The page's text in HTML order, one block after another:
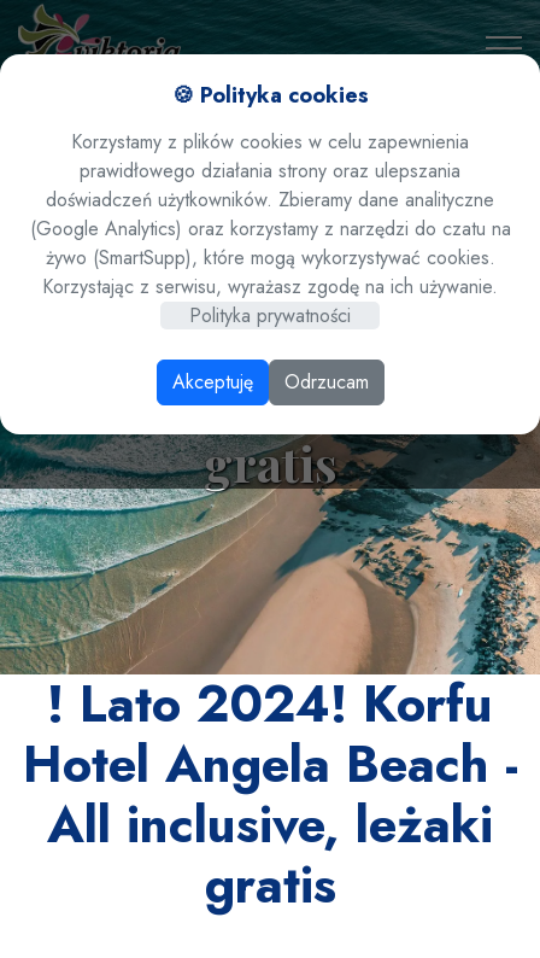
🍪 Polityka cookies
Korzystamy z plików cookies w celu zapewnienia
prawidłowego działania strony oraz ulepszania
doświadczeń użytkowników. Zbieramy dane analityczne
(Google Analytics) oraz korzystamy z narzędzi do czatu na
żywo (SmartSupp), które mogą wykorzystywać cookies.
Korzystając z serwisu, wyrażasz zgodę na ich używanie.
Polityka prywatności
Akceptuję Odrzucam
! Lato 2024! Korfu
Hotel Angela Beach -
All inclusive, leżaki
gratis
! Lato 2024! Korfu
Hotel Angela Beach -
All inclusive, leżaki
gratis